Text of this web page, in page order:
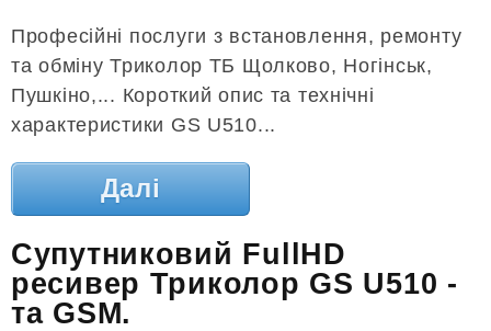
Професійні послуги з встановлення, ремонту
та обміну Триколор ТБ Щолково, Ногінськ,
Пушкіно,... Короткий опис та технічні
характеристики GS U510...
Далі
Супутниковий FullHD
ресивер Триколор GS U510 -
та GSM.